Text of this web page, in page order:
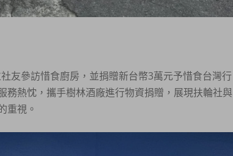
友參訪惜食廚房，並捐贈新台幣3萬元予惜食台灣行
熱忱，攜手樹林酒廠進行物資捐贈，展現扶輪社與
重視。